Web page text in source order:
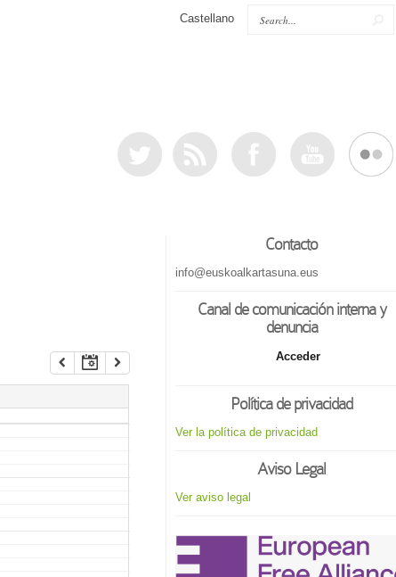
Castellano
Contacto
info@euskoalkartasuna.eus
Canal de comunicación interna y
denuncia
Acceder
Política de privacidad
Ver la política de privacidad
Aviso Legal
Ver aviso legal